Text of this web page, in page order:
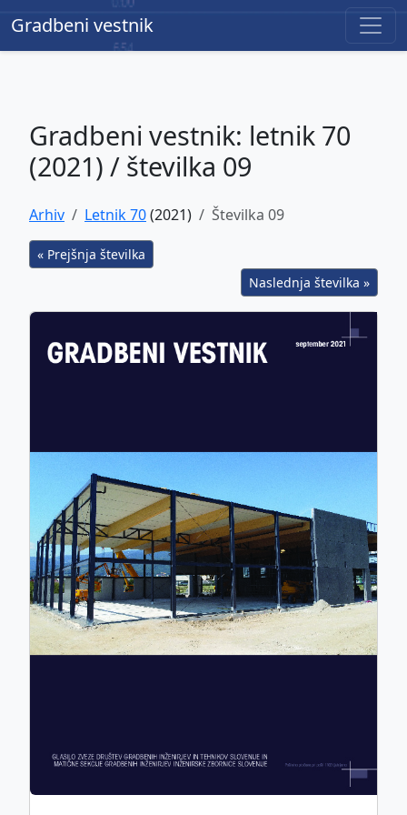
Gradbeni vestnik
Gradbeni vestnik
ISSN: 0017-2774
Gradbeni vestnik: letnik 70
(2021) / številka 09
Arhiv Letnik 70(2021) Številka 09
« Prejšnja številka
Naslednja številka »